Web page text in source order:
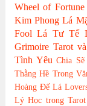
Wheel of Fortune
Kim Phong Lá
Fool Lá Tư Tế
Grimoire Tarot
Tình Yêu Chia
Thằng Hề Trong
Hoàng Đế Lá
Lý Học trong Tarot